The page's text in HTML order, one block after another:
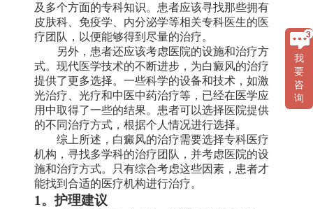
及多个方面的专科知识。患者应该寻找那些拥有
皮肤科、免疫学、内分泌学等相关专科医生的医
疗团队，以便能够得到尽量的治疗。
另外，患者还应该考虑医院的设施和治疗方
式。现代医学技术的不断进步，为白癜风的治疗
提供了更多选择。一些科学的设备和技术，如激
光治疗、光疗和中医中药治疗等，已经在医学应
用中取得了一些的结果。患者可以选择医院提供
的不同治疗方式，根据个人情况进行选择。
综上所述，白癜风的治疗需要选择专科医疗
机构，寻找多学科的治疗团队，并考虑医院的设
施和治疗方式。只有综合考虑这些因素，患者才
能找到合适的医疗机构进行治疗。
1。护理建议
我
要
咨
询